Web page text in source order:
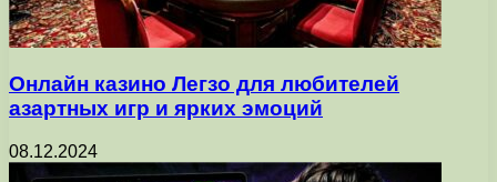
Онлайн казино Легзо для любителей
азартных игр и ярких эмоций
08.12.2024